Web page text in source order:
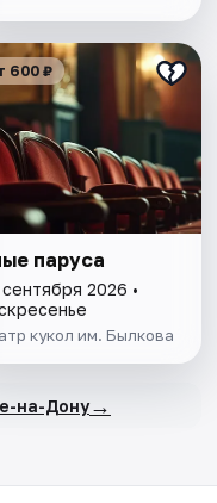
600 ₽
паруса
2026 •
кукол им. Былкова
на-Дону→